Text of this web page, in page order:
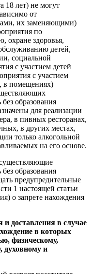
18 лет) не могут
от
их заменяющими)
по
охране здоровья,
детей,
социальной
с участием детей
с участием
в помещениях)
образования
для реализации
в пивных ресторанах,
в других местах,
только алкогольной
на его основе.
образования
предупредительные
1 настоящей статьи
о запрете нахождения
доставления в случае
в которых
физическому,
духовному и